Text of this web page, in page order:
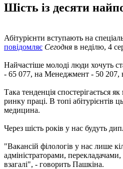
Шість із десяти
Абітурієнти вступають на
повідомляє Сегодня в неділю, 4
Найчастіше молоді люди хочуть
- 65 077, на Менеджмент - 50 207,
Така тенденція спостерігається
ринку праці. В топі абітурієнтів
медицина.
Через шість років у нас будуть
"Вакансій філологів у нас лише
адміністраторами,
взагалі", - говорить Пашкіна.